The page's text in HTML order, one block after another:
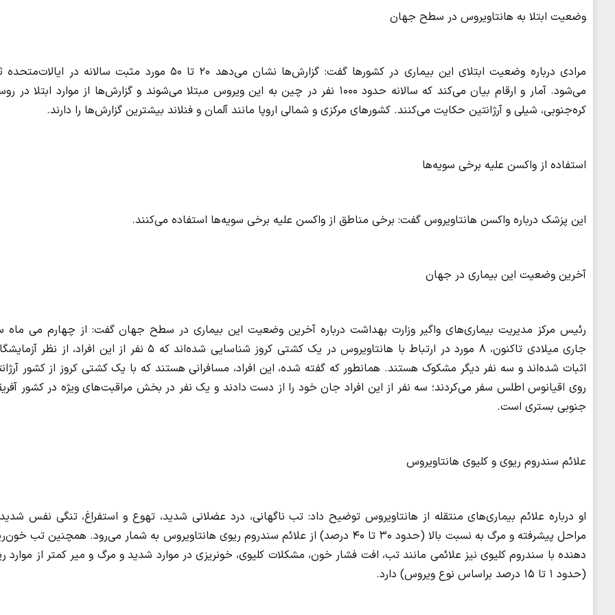
وضعیت ابتلا به هانتاویروس در سطح جهان
مرادی درباره وضعیت ابتلای این بیماری در کشورها گفت: گزارش‌ها نشان می‌دهد ۲۰ تا ۵۰ مورد مثبت سالانه در
می‌شود. آمار و ارقام بیان می‌کند که سالانه حدود ۱۰۰۰ نفر در چین به این ویروس مبتلا می‌شوند و گزارش‌ها از موارد ابتلا در
کره‌جنوبی، شیلی و آرژانتین حکایت می‌کنند. کشورهای مرکزی و شمالی اروپا مانند آلمان و فنلاند بیشترین گزارش‌ها را دارند.
استفاده از واکسن علیه برخی سویه‌ها
این پزشک درباره واکسن هانتاویروس گفت: برخی مناطق از واکسن علیه برخی سویه‌ها استفاده می‌کنند.
آخرین وضعیت این بیماری در جهان
رئیس مرکز مدیریت بیماری‌های واگیر وزارت بهداشت درباره آخرین وضعیت این بیماری در سطح جهان گفت: از چهارم می ماه
جاری میلادی تاکنون، ۸ مورد در ارتباط با هانتاویروس در یک کشتی کروز شناسایی شده‌اند که ۵ نفر از این افراد، از
اثبات شده‌اند و سه نفر دیگر مشکوک هستند. همانطور که گفته شده، این افراد، مسافرانی هستند که با یک کشتی کروز از کشور
روی اقیانوس اطلس سفر می‌کردند؛ سه نفر از این افراد جان خود را از دست دادند و یک نفر در بخش مراقبت‌های ویژه در کشور
جنوبی بستری است.
علائم سندروم ریوی و کلیوی هانتاویروس
او درباره علائم بیماری‌های منتقله از هانتاویروس توضیح داد: تب ناگهانی، درد عضلانی شدید، تهوع و استفراغ، تنگی نفس
مراحل پیشرفته و مرگ به نسبت بالا (حدود ۳۰ تا ۴۰ درصد) از علائم سندروم ریوی هانتاویروس به شمار می‌رود. همچنین تب
دهنده با سندروم کلیوی نیز علائمی مانند تب، افت فشار خون، مشکلات کلیوی، خونریزی در موارد شدید و مرگ و میر کمتر از موارد
(حدود ۱ تا ۱۵ درصد براساس نوع ویروس) دارد.